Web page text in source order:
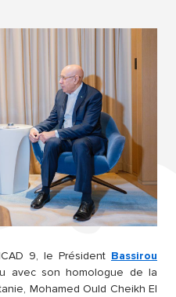
9, le Président Bassirou
avec son homologue de la
Mohamed Ould Cheikh El